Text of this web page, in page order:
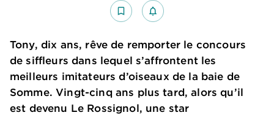
bookmark_border notifications_none_outlined
Tony, dix ans, rêve de remporter le concours
de siffleurs dans lequel s’affrontent les
meilleurs imitateurs d’oiseaux de la baie de
Somme. Vingt-cinq ans plus tard, alors qu’il
est devenu Le Rossignol, une star